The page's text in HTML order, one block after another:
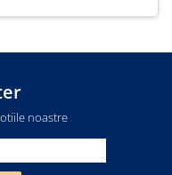
noastre